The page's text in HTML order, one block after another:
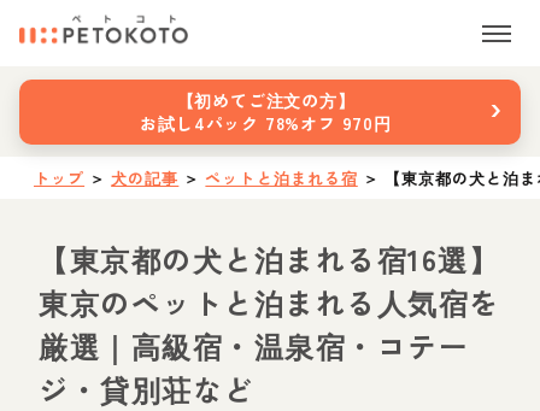
【初めてご注文の方】
お試し4パック 78%オフ 970円
›
トップ ＞ 犬の記事 ＞ ペットと泊まれる宿 ＞ 【東京都の犬と泊
【東京都の犬と泊まれる宿16選】
東京のペットと泊まれる人気宿を
厳選｜高級宿・温泉宿・コテー
ジ・貸別荘など